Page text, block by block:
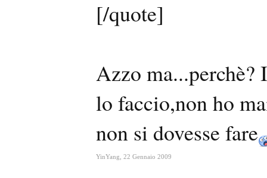
[/quote]
Azzo ma...perchè?
lo faccio,non ho
non si dovesse fare
YinYang 22 Gennaio 2009